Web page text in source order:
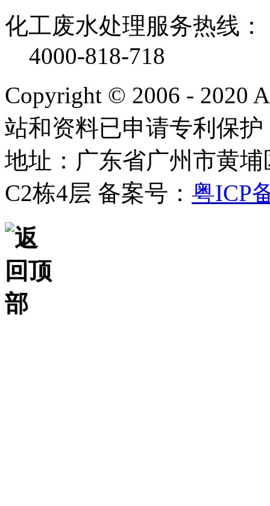
化工废水处理服务热线：
4000-818-718
Copyright © 2006 - 2020
站和资料已申请专利保
地址：广东省广州市黄
C2栋4层 备案号： 粤ICP